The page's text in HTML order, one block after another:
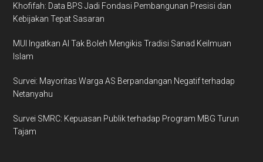
Khofifah: Data BPS Jadi Fondasi Pembangunan Presisi dan
Kebijakan Tepat Sasaran
MUI Ingatkan AI Tak Boleh Mengikis Tradisi Sanad Keilmuan
Islam
Survei: Mayoritas Warga AS Berpandangan Negatif terhadap
Netanyahu
Survei SMRC: Kepuasan Publik terhadap Program MBG Turun
Tajam